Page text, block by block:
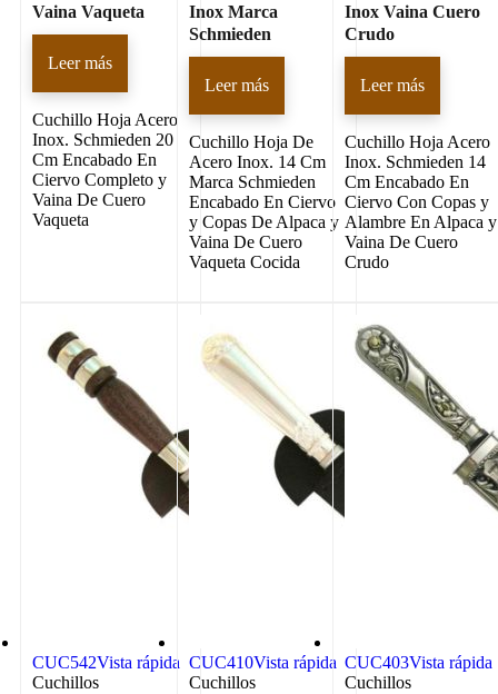
Vaina Vaqueta
Leer más
Cuchillo Hoja Acero
Inox. Schmieden 20
Cm Encabado En
Ciervo Completo y
Vaina De Cuero
Vaqueta
Inox Marca
Schmieden
Leer más
Cuchillo Hoja De
Acero Inox. 14 Cm
Marca Schmieden
Encabado En Ciervo
y Copas De Alpaca y
Vaina De Cuero
Vaqueta Cocida
Inox Vaina Cuero
Crudo
Leer más
Cuchillo Hoja Acero
Inox. Schmieden 14
Cm Encabado En
Ciervo Con Copas y
Alambre En Alpaca y
Vaina De Cuero
Crudo
CUC542Vista rápida
Cuchillos
CUC410Vista rápida
Cuchillos
CUC403Vista rápida
Cuchillos